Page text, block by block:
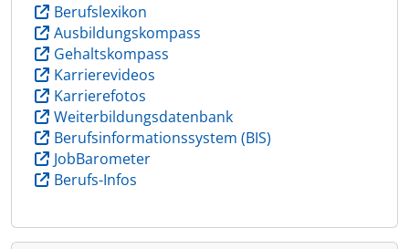
Berufslexikon
Ausbildungskompass
Gehaltskompass
Karrierevideos
Karrierefotos
Weiterbildungsdatenbank
Berufsinformationssystem (BIS)
JobBarometer
Berufs-Infos